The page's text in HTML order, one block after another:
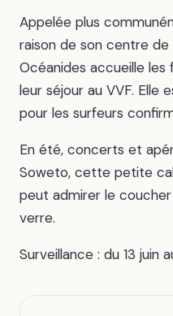
Appelée plus
raison de son centre de
Océanides accueille
leur séjour au VVF. Elle
pour les surfeurs
En été, concerts et
Soweto, cette petite
peut admirer le
verre.
Surveillance : du 13 juin